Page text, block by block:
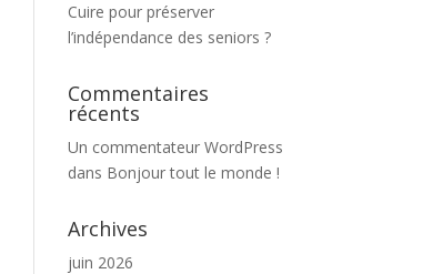
Cuire pour préserver
l’indépendance des seniors ?
Commentaires
récents
Un commentateur WordPress
dans Bonjour tout le monde !
Archives
juin 2026